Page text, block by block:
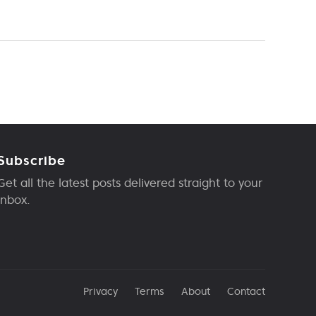
all the latest posts delivered straight to your
Privacy Terms About Contact